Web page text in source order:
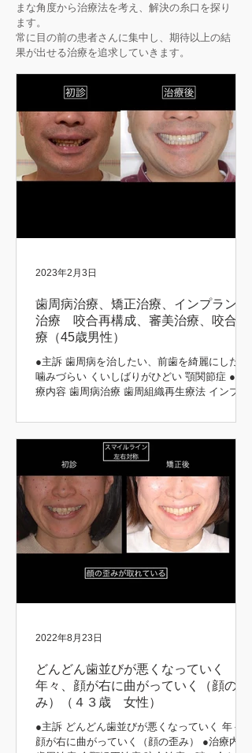
まな角度から治療法を考え、解決の糸口を探り
ます。
常に目の前の患者さんに集中し、期待以上の結
果が出せる治療を追求していきます。
歯周病治療、矯正治療、インプラント
治療 咬合再構成、審美治療、咬合治
療（45歳男性）
●主訴 歯周病を治したい、前歯を綺麗にしたい
噛みづらい くいしばりがひどい 顎関節症 ●治
療内容 歯周病治療 歯周組織再生療法 インプラ
合治療 審美治療 ●患者さんの希望 長持ちする
治療をしてほしい 矯正前後 初診時 治療後...
2023年2月3日
どんどん歯並びが悪くなっていく
年々、顔が右に曲がっていく（顔の歪
み）（４３歳 女性）
●主訴 どんどん歯並びが悪くなっていく 年々、
顔が右に曲がっていく（顔の歪み） ●治療内容
2022年8月23日